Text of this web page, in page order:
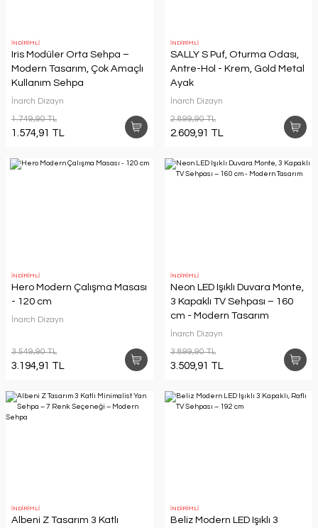
İNDİRİMLİ
Iris Modüler Orta Sehpa –
Modern Tasarım, Çok Amaçlı
Kullanım Sehpa
İnarch Dizayn
1.749,90 TL
1.574,91 TL
İNDİRİMLİ
SALLY S Puf, Oturma Odası,
Antre-Hol - Krem, Gold Metal
Ayak
İnarch Dizayn
2.899,90 TL
2.609,91 TL
İNDİRİMLİ
Hero Modern Çalışma Masası
- 120 cm
İnarch Dizayn
3.549,90 TL
3.194,91 TL
İNDİRİMLİ
Neon LED Işıklı Duvara Monte,
3 Kapaklı TV Sehpası – 160
cm - Modern Tasarım
İnarch Dizayn
3.899,90 TL
3.509,91 TL
İNDİRİMLİ
Albeni Z Tasarım 3 Katlı
İNDİRİMLİ
Beliz Modern LED Işıklı 3